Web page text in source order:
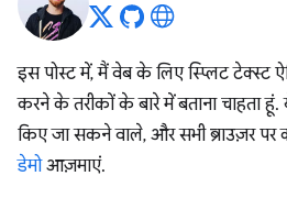
इस पोस्ट में, मैं वेब के लिए स्प्लिट
करने के तरीकों के बारे में बताना चाहता
किए जा सकने वाले, और सभी ब्राउज़र पर
डेमोआज़माएं.